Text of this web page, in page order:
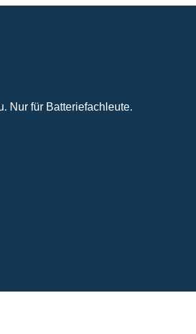
Nur für Batteriefachleute.